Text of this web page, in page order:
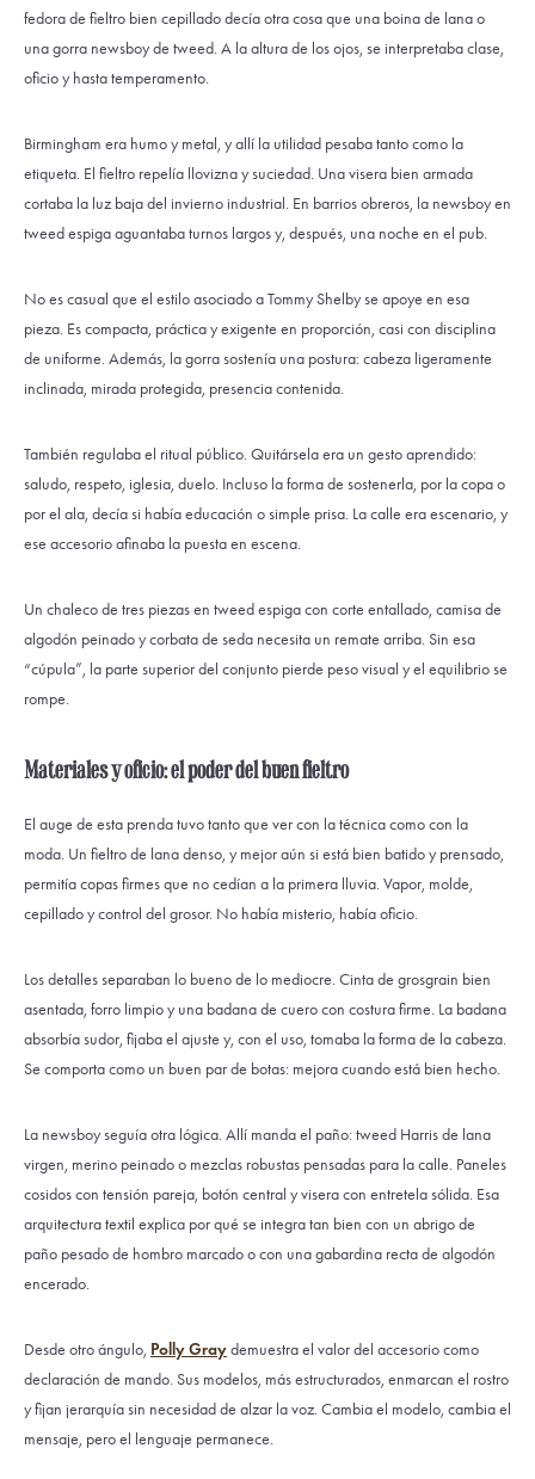
fedora de fieltro bien cepillado decía otra cosa que una boina de lana o
una gorra newsboy de tweed. A la altura de los ojos, se interpretaba clase,
oficio y hasta temperamento.
Birmingham era humo y metal, y allí la utilidad pesaba tanto como la
etiqueta. El fieltro repelía llovizna y suciedad. Una visera bien armada
cortaba la luz baja del invierno industrial. En barrios obreros, la newsboy en
tweed espiga aguantaba turnos largos y, después, una noche en el pub.
No es casual que el estilo asociado a Tommy Shelby se apoye en esa
pieza. Es compacta, práctica y exigente en proporción, casi con disciplina
de uniforme. Además, la gorra sostenía una postura: cabeza ligeramente
inclinada, mirada protegida, presencia contenida.
También regulaba el ritual público. Quitársela era un gesto aprendido:
saludo, respeto, iglesia, duelo. Incluso la forma de sostenerla, por la copa o
por el ala, decía si había educación o simple prisa. La calle era escenario, y
ese accesorio afinaba la puesta en escena.
Un chaleco de tres piezas en tweed espiga con corte entallado, camisa de
algodón peinado y corbata de seda necesita un remate arriba. Sin esa
“cúpula”, la parte superior del conjunto pierde peso visual y el equilibrio se
rompe.
Materiales y oficio: el poder del buen fieltro
El auge de esta prenda tuvo tanto que ver con la técnica como con la
moda. Un fieltro de lana denso, y mejor aún si está bien batido y prensado,
permitía copas firmes que no cedían a la primera lluvia. Vapor, molde,
cepillado y control del grosor. No había misterio, había oficio.
Los detalles separaban lo bueno de lo mediocre. Cinta de grosgrain bien
asentada, forro limpio y una badana de cuero con costura firme. La badana
absorbía sudor, fijaba el ajuste y, con el uso, tomaba la forma de la cabeza.
Se comporta como un buen par de botas: mejora cuando está bien hecho.
La newsboy seguía otra lógica. Allí manda el paño: tweed Harris de lana
virgen, merino peinado o mezclas robustas pensadas para la calle. Paneles
cosidos con tensión pareja, botón central y visera con entretela sólida. Esa
arquitectura textil explica por qué se integra tan bien con un abrigo de
paño pesado de hombro marcado o con una gabardina recta de algodón
encerado.
Desde otro ángulo, Polly Graydemuestra el valor del accesorio como
declaración de mando. Sus modelos, más estructurados, enmarcan el rostro
y fijan jerarquía sin necesidad de alzar la voz. Cambia el modelo, cambia el
mensaje, pero el lenguaje permanece.